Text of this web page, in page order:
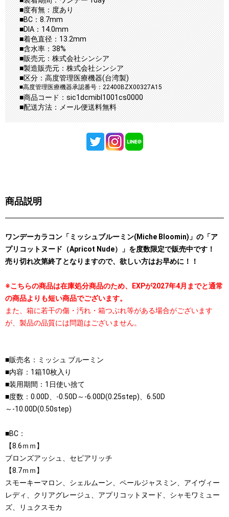
■度有無：度あり
■BC：8.7mm
■DIA：14.0mm
■着色直径：13.2mm
■含水率：38%
■販売元：株式会社シンシア
■製造販売元：株式会社シンシア
■区分：高度管理医療機器(台湾製)
■高度管理医療機器承認番号：22400BZX00327A15
■商品コード：sic1dcmibl1001cs0000
■配送方法：メール便送料無料
商品説明
ワンデーカラコン「ミッシュブルーミン(Miche Bloomin)」の「ア
プリコットヌード（Apricot Nude）」を度数限定で販売中です！
売り切れ次第終了となりますので、欲しい方はお早めに！！
※こちらの商品は在庫処分商品のため、EXPが2027年4月までと通常
の商品よりも短い商品でございます。
また、箱に若干の傷・汚れ・箱つぶれ等がある場合がございます
が、製品の品質には問題はございません。
■販売名：ミッシュ ブルーミン
■内容：1箱10枚入り
■装用期間：1日使い捨て
■度数：0.00D、-0.50D～-6.00D(0.25step)、6.50D
～-10.00D(0.50step)
■BC：
【8.6ｍｍ】
ブロンズアッシュ、セピアリッチ
【8.7ｍｍ】
スモーキーマロン、シェルムーン、ペールジャスミン、アイヴィー
レディ、クリアグレージュ、アプリコットヌード、シャモワミュー
ズ、リュクスモカ